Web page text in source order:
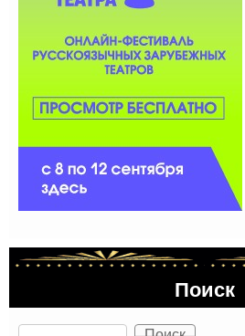
Поиск
Поиск